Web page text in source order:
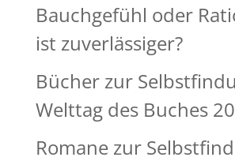
Bauchgefühl oder
ist zuverlässiger?
Bücher zur
Welttag des Buches
Romane zur